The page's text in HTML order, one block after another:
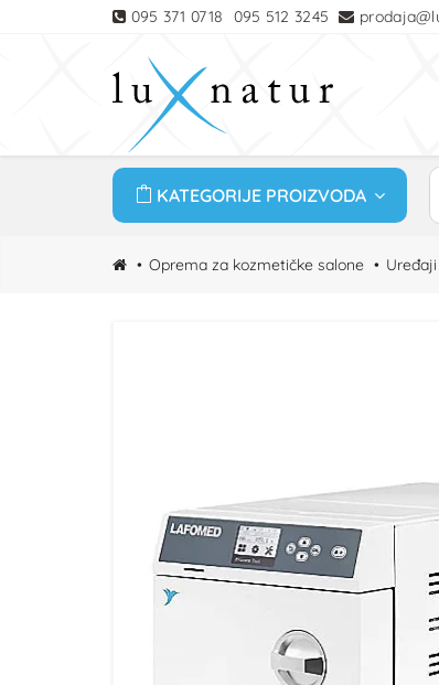
095 371 0718 095 512 3245
KATEGORIJE PROIZVODA
Oprema za kozmetičke salone